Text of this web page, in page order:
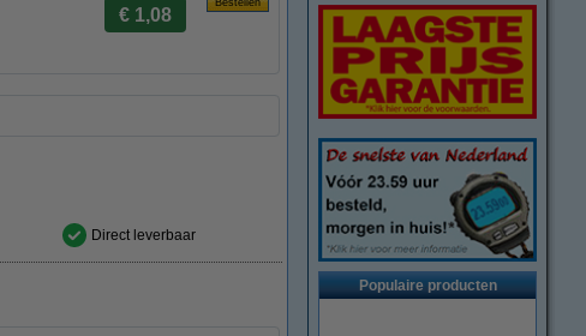
€ 1,08
Direct leverbaar
Populaire producten